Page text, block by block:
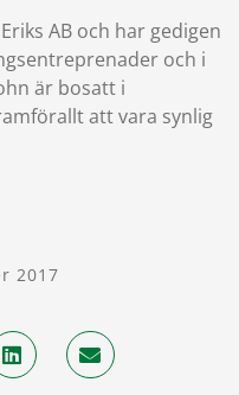
AB och har gedigen
och i
är bosatt i
att vara synlig
2017